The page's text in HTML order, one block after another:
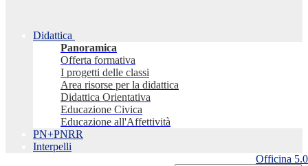
Didattica
Panoramica
Offerta formativa
I progetti delle classi
Area risorse per la didattica
Didattica Orientativa
Educazione Civica
Educazione all'Affettività
PN+PNRR
Interpelli
Officina 5.0